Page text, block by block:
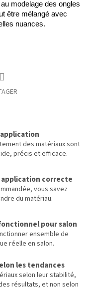
modelage des ongles
être mélangé avec
nuances.
des matériaux sont
précis et efficace.
correcte
vous savez
du matériau.
pour salon
ensemble de
réelle en salon.
les tendances
selon leur stabilité,
résultats, et non selon